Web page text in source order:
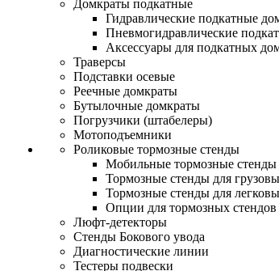
Домкраты подкатные
Гидравлические подкатные
Пневмогидравлические
Аксессуары для подкатных
Траверсы
Подставки осевые
Реечные домкраты
Бутылочные домкраты
Погрузчики (штабелеры)
Мотоподъемники
Роликовые тормозные стенды
Мобильные тормозные стенды
Тормозные стенды для
Тормозные стенды для
Опции для тормозных стендов
Люфт-детекторы
Стенды Бокового увода
Диагностические линии
Тестеры подвески